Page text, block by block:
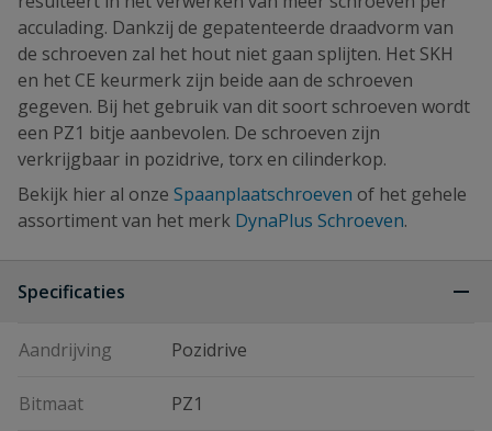
acculading. Dankzij de gepatenteerde draadvorm van
de schroeven zal het hout niet gaan splijten. Het SKH
en het CE keurmerk zijn beide aan de schroeven
gegeven. Bij het gebruik van dit soort schroeven wordt
een PZ1 bitje aanbevolen. De schroeven zijn
verkrijgbaar in pozidrive, torx en cilinderkop.
Bekijk hier al onze Spaanplaatschroeven of het gehele
assortiment van het merk DynaPlus Schroeven.
Specificaties
Aandrijving Pozidrive
Bitmaat PZ1